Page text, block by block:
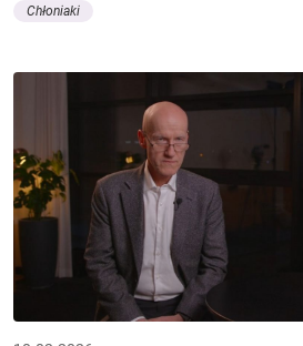
Chłoniaki